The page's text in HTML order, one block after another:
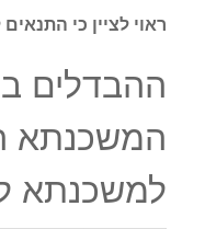
ראוי לציין כי
ההבדלים
המשכנתא
למשכנתא